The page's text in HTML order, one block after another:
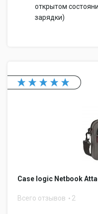
открытом
зарядки)
Case logic Netbook
Всего отзывов 2